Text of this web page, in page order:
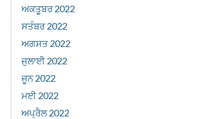
ਅਕਤੂਬਰ 2022
ਸਤੰਬਰ 2022
ਅਗਸਤ 2022
ਜੁਲਾਈ 2022
ਜੂਨ 2022
ਮਈ 2022
ਅਪ੍ਰੈਲ 2022